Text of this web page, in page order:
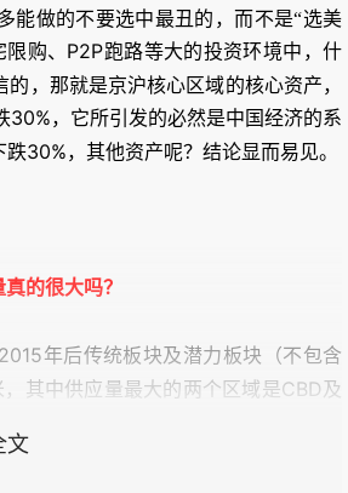
能做的不要选中最丑的，而不是“选美
购、 P2P跑路等大的投资环境中，什
，那就是京沪核心区域的核心资产，
30%，它所引发的必然是中国经济的系
跌30%，其他资产呢？结论显而易见。
的很大吗？
2015年后传统板块及潜力板块（不包含
，其中供应量最大的两个区域是CBD 及
。从时间趋势上看，各年的供应量基本
文